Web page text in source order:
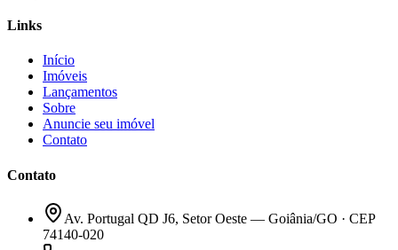
Links
Início
Imóveis
Lançamentos
Sobre
Anuncie seu imóvel
Contato
Contato
Av. Portugal QD J6, Setor Oeste — Goiânia/GO · CEP
74140-020